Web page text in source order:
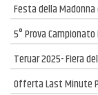
Festa della
5° Prova
Teruar 2025- Fiera
Offerta Last Minute